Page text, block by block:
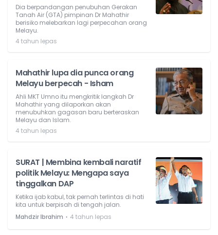
Dia berpandangan penubuhan Gerakan
Tanah Air (GTA) pimpinan Dr Mahathir
berisiko melebarkan lagi perpecahan orang
Melayu.
4 tahun lepas
Mahathir lupa dia punca orang
Melayu berpecah - Isham
Ahli MKT Umno itu mengkritik langkah Dr
Mahathir yang dilaporkan akan
menubuhkan gagasan baru berteraskan
Melayu dan Islam.
4 tahun lepas
SURAT | Membina kembali naratif
politik Melayu: Mengapa saya
tinggalkan DAP
Ketika ijab kabul, tak pernah terlintas di hati
kita untuk berpisah di tengah jalan.
Mahdzir Ibrahim ⋅ 4 tahun lepas